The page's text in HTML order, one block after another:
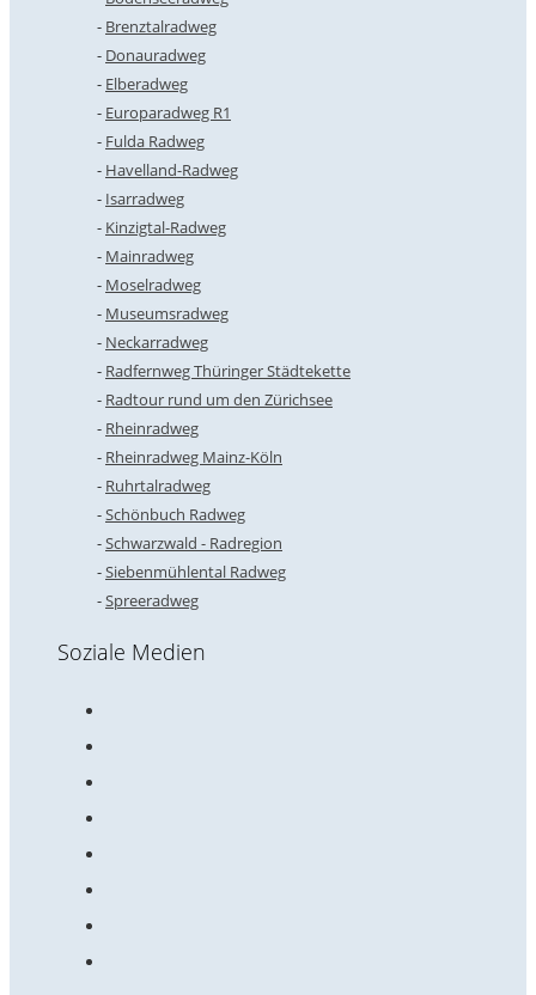
Brenztalradweg
Donauradweg
Elberadweg
Europaradweg R1
Fulda Radweg
Havelland-Radweg
Isarradweg
Kinzigtal-Radweg
Mainradweg
Moselradweg
Museumsradweg
Neckarradweg
Radfernweg Thüringer Städtekette
Radtour rund um den Zürichsee
Rheinradweg
Rheinradweg Mainz-Köln
Ruhrtalradweg
Schönbuch Radweg
Schwarzwald - Radregion
Siebenmühlental Radweg
Spreeradweg
Soziale Medien